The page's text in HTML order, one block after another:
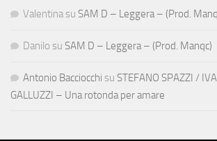
Valentina su SAM D – Leggera – (Prod.
Danilo su SAM D – Leggera – (Prod. Manqc)
Antonio Bacciocchi su STEFANO SPAZZI /
GALLUZZI – Una rotonda per amare